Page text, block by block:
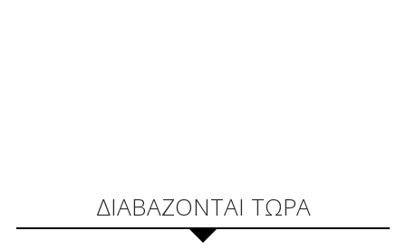
ΔΙΑΒΑΖΟΝΤΑΙ ΤΩΡΑ